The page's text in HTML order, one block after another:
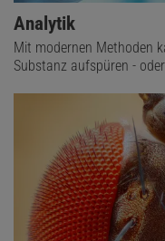
Analytik
Mit modernen Methoden
Substanz aufspüren -